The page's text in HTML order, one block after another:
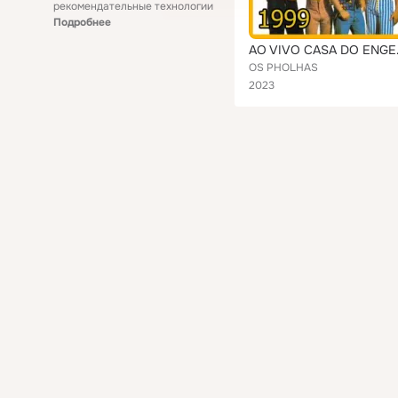
рекомендательные технологии
Подробнее
AO
OS PHOLHAS
2023